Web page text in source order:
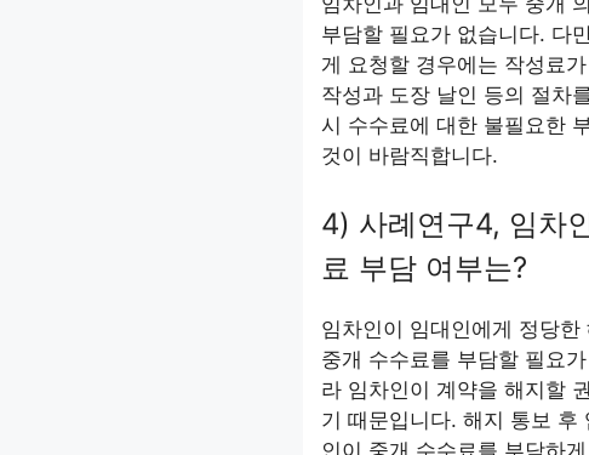
부담할 필요가 없습니다. 다
게 요청할 경우에는 작성료
작성과 도장 날인 등의 절차
시 수수료에 대한 불필요한
것이 바람직합니다.
4) 사례연구4, 임차
료 부담 여부는?
임차인이 임대인에게 정당
중개 수수료를 부담할 필요
라 임차인이 계약을 해지할
기 때문입니다. 해지 통보 후
인이 중개 수수료를 부담하